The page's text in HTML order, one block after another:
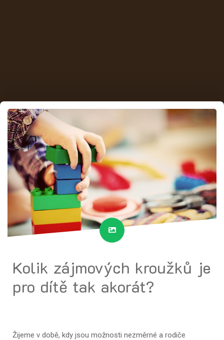
Kolik zájmových kroužků je
pro dítě tak akorát?
Žijeme v době, kdy jsou možnosti nezměrné a rodiče